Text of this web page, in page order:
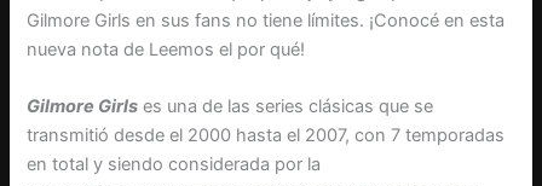
Gilmore Girls en sus fans no tiene límites. ¡Conocé en esta
nueva nota de Leemos el por qué!
Gilmore Girls es una de las series clásicas que se
transmitió desde el 2000 hasta el 2007, con 7 temporadas
en total y siendo considerada por la